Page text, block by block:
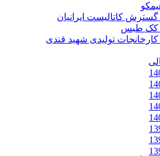
کاتالیست ایرانیان
کک طبس
تولیدی شهید قندی